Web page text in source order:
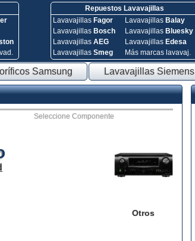
Repuestos Lavavajillas
Lavavajillas Fagor
Lavavajillas Bosch
Lavavajillas AEG
Lavavajillas Smeg
Lavavajillas Balay
Lavavajillas Bluesky
Lavavajillas Edesa
Más marcas lavavaj.
Samsung Lavavajillas Siemens
Seleccione Componente
Otros